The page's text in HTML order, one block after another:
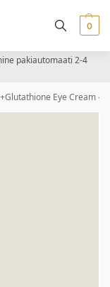
0
pakiautomaati 2-4
Eye Cream